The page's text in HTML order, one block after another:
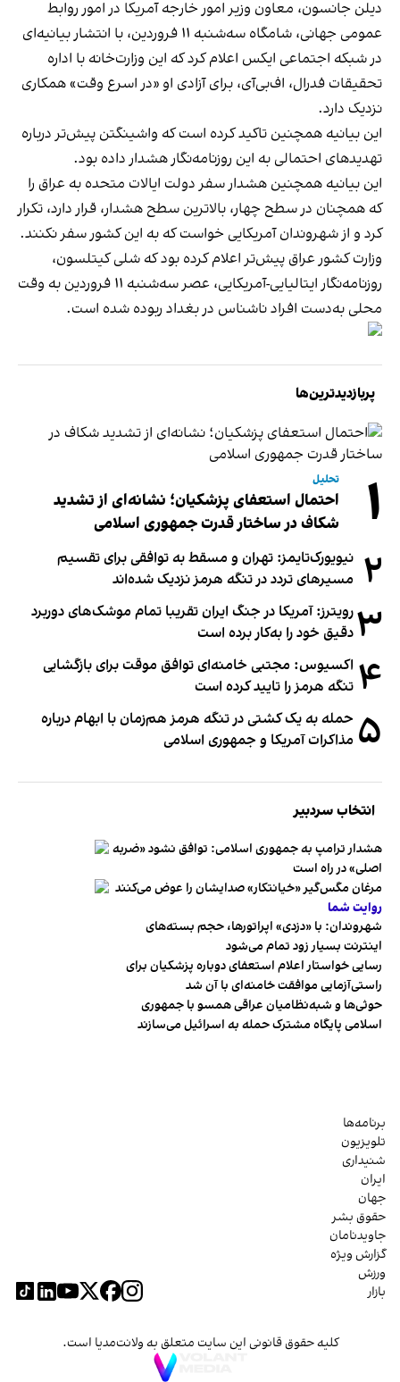
دیلن جانسون، معاون وزیر امور خارجه آمریکا در امور روابط
عمومی جهانی، شامگاه سه‌شنبه ۱۱ فروردین، با انتشار بیانیه‌ای
در شبکه اجتماعی ایکس اعلام کرد که این وزارت‌خانه با اداره
تحقیقات فدرال، اف‌بی‌آی، برای آزادی او «در اسرع وقت» همکاری
نزدیک دارد.
این بیانیه همچنین تاکید کرده است که واشینگتن پیش‌تر درباره
تهدیدهای احتمالی به این روزنامه‌نگار هشدار داده بود.
این بیانیه همچنین هشدار سفر دولت ایالات متحده به عراق را
که همچنان در سطح چهار، بالاترین سطح هشدار، قرار دارد، تکرار
کرد و از شهروندان آمریکایی خواست که به این کشور سفر نکنند.
وزارت کشور عراق پیش‌تر اعلام کرده بود که شلی کیتلسون،
روزنامه‌نگار ایتالیایی-آمریکایی، عصر سه‌شنبه ۱۱ فروردین به وقت
محلی به‌دست افراد ناشناس در بغداد ربوده شده است.
پربازدیدترین‌ها
۱ تحلیل
احتمال استعفای پزشکیان؛ نشانه‌ای از تشدید
شکاف در ساختار قدرت جمهوری اسلامی
۲ نیویورک‌تایمز: تهران و مسقط به توافقی برای تقسیم
مسیرهای تردد در تنگه هرمز نزدیک شده‌اند
۳رویترز: آمریکا در جنگ ایران تقریبا تمام موشک‌های دوربرد
دقیق خود را به‌کار برده است
۴ اکسیوس: مجتبی خامنه‌ای توافق موقت برای بازگشایی
تنگه هرمز را تایید کرده است
۵ حمله به یک کشتی در تنگه هرمز هم‌زمان با ابهام درباره
مذاکرات آمریکا و جمهوری اسلامی
انتخاب سردبیر
هشدار ترامپ به جمهوری اسلامی: توافق نشود «ضربه
اصلی» در راه است
مرغان مگس‌گیر «خیانتکار» صدایشان را عوض می‌کنند
روایت شما
شهروندان:‌ با «دزدی» اپراتورها، حجم بسته‌های
اینترنت بسیار زود تمام می‌شود
رسایی خواستار اعلام استعفای دوباره پزشکیان برای
راستی‌آزمایی موافقت خامنه‌ای با آن شد
حوثی‌ها و شبه‌نظامیان عراقی همسو با جمهوری
اسلامی پایگاه مشترک حمله به اسرائیل می‌سازند
برنامه‌ها
تلویزیون
شنیداری
ایران
جهان
حقوق بشر
جاویدنامان
گزارش ویژه
ورزش
بازار
کلیه حقوق قانونی این سایت متعلق به ولانت‌مدیا است.